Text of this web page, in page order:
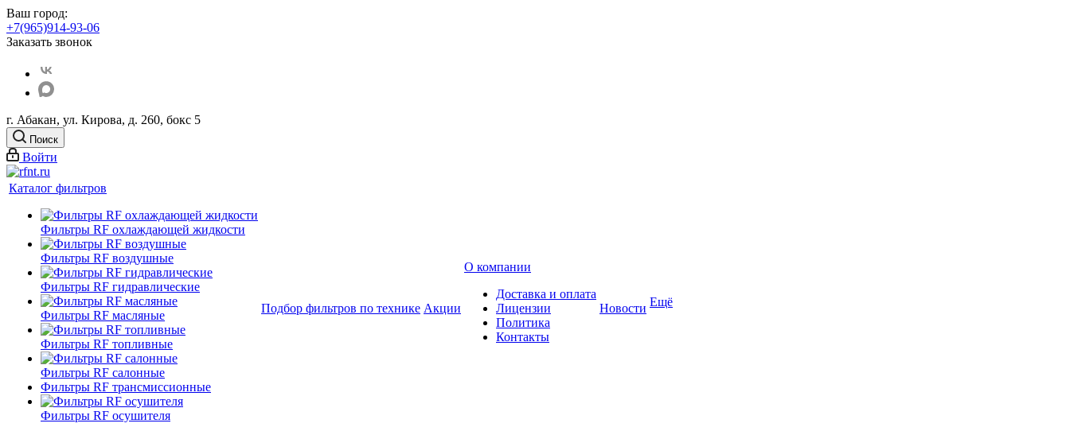
Ваш город:
+7(965)914-93-06
Заказать звонок
г. Абакан, ул. Кирова, д. 260, бокс 5
Поиск
Войти
Каталог фильтров
Фильтры RF охлаждающей жидкости
Фильтры RF воздушные
Фильтры RF гидравлические
Фильтры RF масляные
Фильтры RF топливные
Фильтры RF салонные
Фильтры RF трансмиссионные
Фильтры RF осушителя
Подбор фильтров по технике Акции
О компании
Доставка и оплата
Лицензии
Политика
Контакты
Новости Ещё